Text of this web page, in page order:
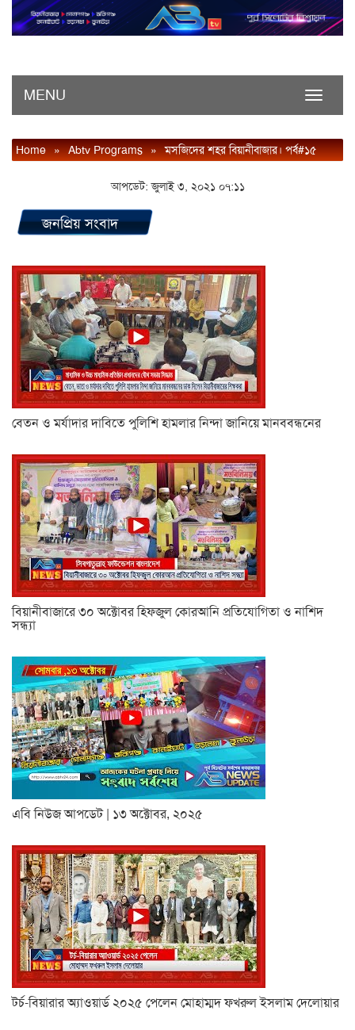
Toggle
MENU
Home » Abtv Programs » মসজিদের শহর বিয়ানীবাজার। পর্ব#১৫
আপডেট: জুলাই ৩, ২০২১ ০৭:১১
জনপ্রিয় সংবাদ
বেতন ও মর্যাদার দাবিতে পুলিশি হামলার নিন্দা জানিয়ে মানববন্ধনের
বিয়ানীবাজারে ৩০ অক্টোবর হিফজুল কোরআনি প্রতিযোগিতা ও নাশিদ
সন্ধ্যা
এবি নিউজ আপডেট | ১৩ অক্টোবর, ২০২৫
টর্চ-বিয়ারার অ্যাওয়ার্ড ২০২৫ পেলেন মোহাম্মদ ফখরুল ইসলাম দেলোয়ার